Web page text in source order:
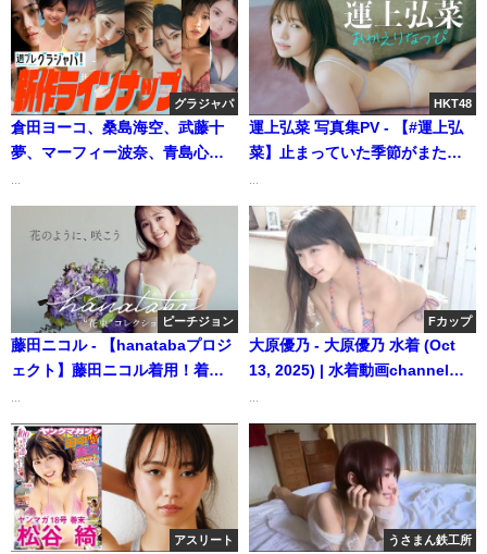
グラジャパ
倉田ヨーコ、桑島海空、武藤十
夢、マーフィー波奈、青島心、
日） | 週プレChannel【集英社
週刊プレイボーイ公式】さんよ
HKT48
運上弘菜 写真集PV - 【#運上弘
菜】止まっていた季節がまた動
Hirona Unjo（2024年09月11
日） | 週プレChannel【集英社
週刊プレイボーイ公式】さんよ
ピーチジョン
藤田ニコル - 【hanatabaプロジ
ェクト】藤田ニコル着用！着る
ジェリー (Jun 07, 2023) |
PEACH JOHNさんより
Fカップ
大原優乃 - 大原優乃 水着 (Oct
13, 2025) | 水着動画channelさ
アスリート うさまん鉄工所